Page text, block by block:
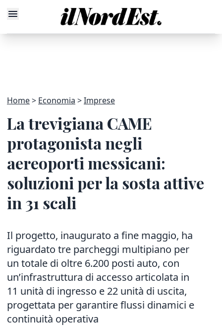
Home Economia Imprese
La trevigiana CAME
protagonista negli
aereoporti messicani:
soluzioni per la sosta attive
in 31 scali
Il progetto, inaugurato a fine maggio, ha
riguardato tre parcheggi multipiano per
un totale di oltre 6.200 posti auto, con
un’infrastruttura di accesso articolata in
11 unità di ingresso e 22 unità di uscita,
progettata per garantire flussi dinamici e
continuità operativa